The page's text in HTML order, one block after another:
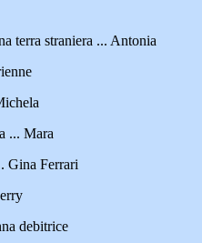
terra straniera ... Antonia
... Mara
Gina Ferrari
debitrice